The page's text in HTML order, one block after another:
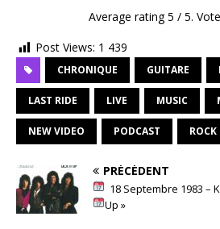
Average rating5 / 5.
Post Views: 1 439
CHRONIQUE GUITARE
LAST RIDE LIVE MUSIC
NEW VIDEO PODCAST ROCK
PRÉCÉDENT
18 Septembre 1983 –
Up »